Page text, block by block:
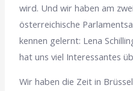
wird. Und wir haben am
österreichische
kennen gelernt: Lena
hat uns viel Interessantes
Wir haben die Zeit in